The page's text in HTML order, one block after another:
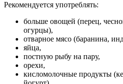
Рекомендуется употреблять:
больше овощей (перец,
огурцы),
отварное мясо (баранина,
яйца,
постную рыбу на пару,
орехи,
кисломолочные продукты